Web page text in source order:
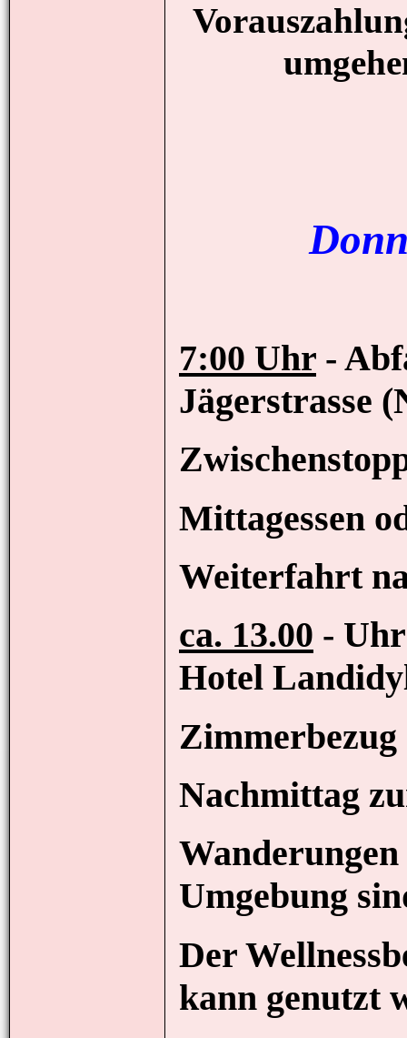
7:00 Uhr -
Jägerstrasse
Mittagessen
Weiterfahrt
ca. 13.00 -
Hotel
Zimmerbezug
Nachmittag
Umgebung
Der
kann genutzt